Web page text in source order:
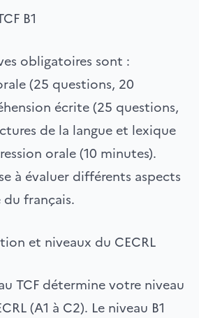
B1
obligatoires sont :
(25 questions, 20
écrite (25 questions,
de la langue et lexique
orale (10 minutes).
à évaluer différents aspects
français.
et niveaux du CECRL
TCF détermine votre niveau
(A1 à C2). Le niveau B1